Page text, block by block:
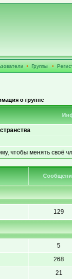
• Группы •
о группе
чтобы менять своё
129
5
268
21